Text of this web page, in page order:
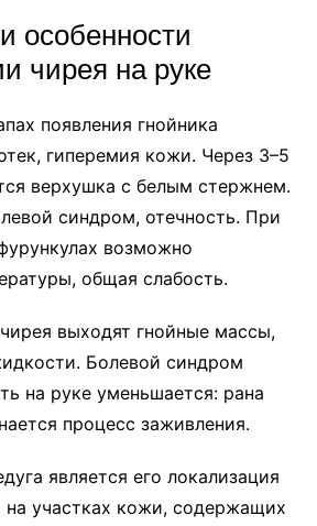
особенности
чирея на руке
появления гнойника
гиперемия кожи. Через 3–5
верхушка с белым стержнем.
синдром, отечность. При
возможно
общая слабость.
выходят гнойные массы,
Болевой синдром
на руке уменьшается: рана
процесс заживления.
является его локализация
на участках кожи, содержащих